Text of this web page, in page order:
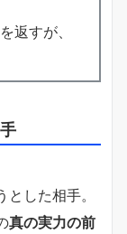
返すが、
した相手。
真の実力の前